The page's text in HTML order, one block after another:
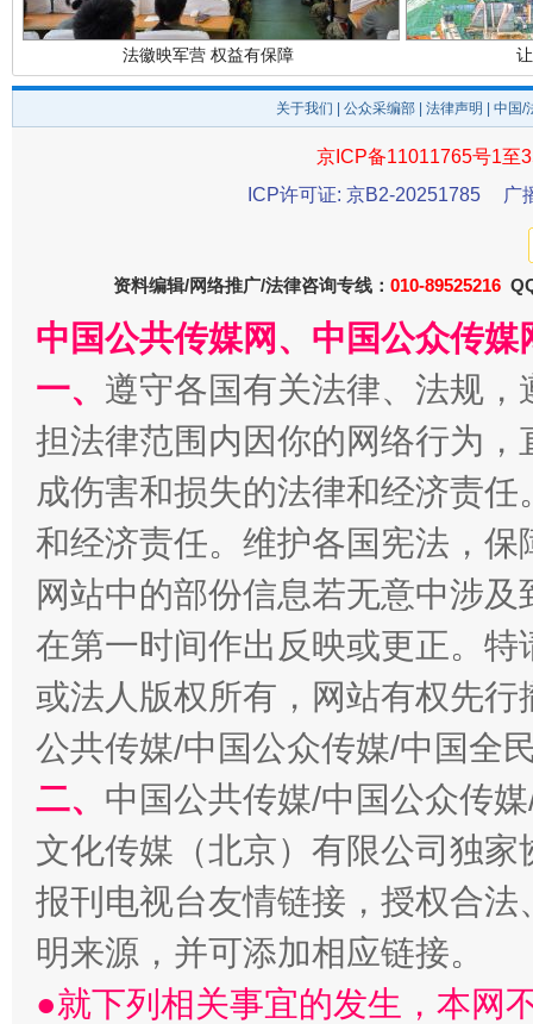
法徽映军营 权益有保障
一批国家标准开始实施 从
以产业富民促振兴 酒驾
关于我们 公众采编部 法律声明 | 中国
京ICP备11011765号1至
ICP许可证: 京B2-20251785
广
资料编辑/网络推广/法律咨询专线： 010-89525216
中国公共传媒网、中国公众传
一、 遵守各国有关法律、法规
担法律范围内因你的网络行为
成伤害和损失的法律和经济责
和经济责任。维护各国宪法，
网站中的部份信息若无意中涉
在第一时间作出反映或更正。
或法人版权所有，网站有权先
公共传媒/中国公众传媒/中国全
二、 中国公共传媒/中国公众传
文化传媒（北京）有限公司独
报刊电视台友情链接，授权合
明来源，并可添加相应链接。
●就下列相关事宜的发生，本网